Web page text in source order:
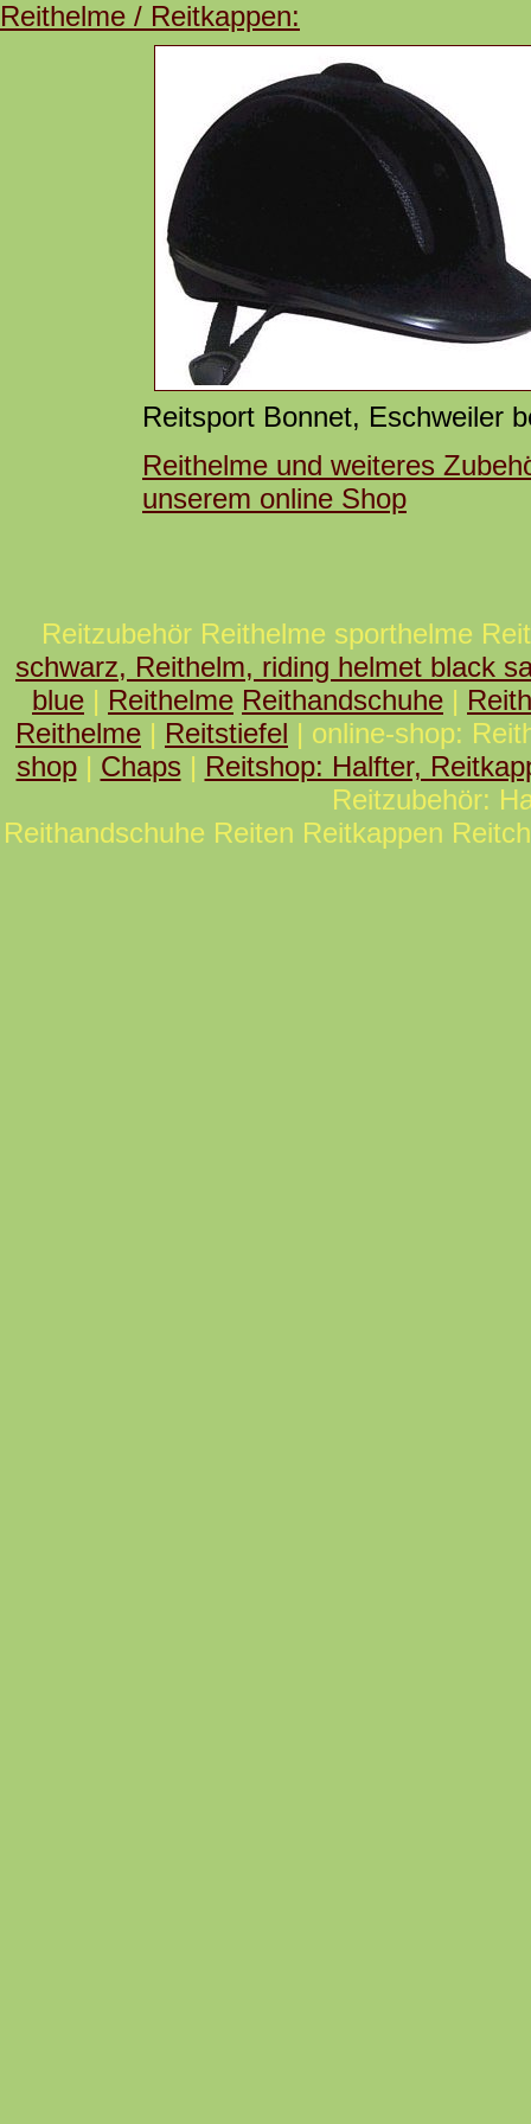
Reithelme / Reitkappen:
Reitsport Bonnet, Eschweiler
Reithelme und weiteres
unserem online Shop
Reitzubehör Reithelme sporthelme
schwarz, Reithelm, riding helmet black
blue | Reithelme Reithandschuhe |
Reithelme | Reitstiefel | online-shop:
shop| Chaps | Reitshop: Halfter,
Reitzubehör:
Reithandschuhe Reiten Reitkappen